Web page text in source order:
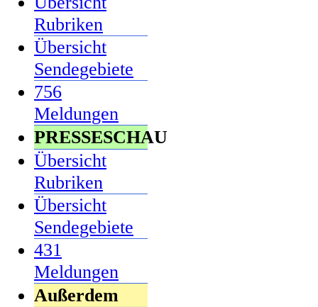
Rubriken
Übersicht
Sendegebiete
756
Meldungen
PRESSESCHAU
Übersicht
Rubriken
Übersicht
Sendegebiete
431
Meldungen
Außerdem